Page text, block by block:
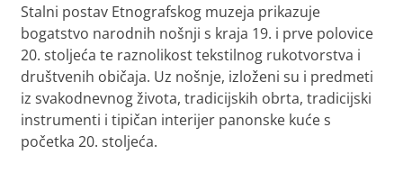
Stalni postav Etnografskog muzeja prikazuje
bogatstvo narodnih nošnji s kraja 19. i prve polovice
20. stoljeća te raznolikost tekstilnog rukotvorstva i
društvenih običaja. Uz nošnje, izloženi su i predmeti
iz svakodnevnog života, tradicijskih obrta, tradicijski
instrumenti i tipičan interijer panonske kuće s
početka 20. stoljeća.